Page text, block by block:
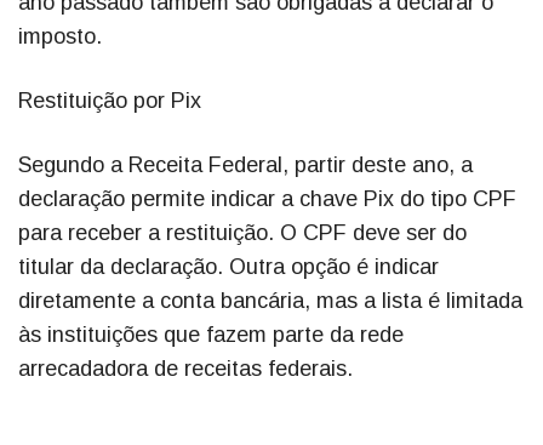
imposto.
Restituição por Pix
Segundo a Receita Federal, partir deste ano, a
declaração permite indicar a chave Pix do tipo CPF
para receber a restituição. O CPF deve ser do
titular da declaração. Outra opção é indicar
diretamente a conta bancária, mas a lista é limitada
às instituições que fazem parte da rede
arrecadadora de receitas federais.